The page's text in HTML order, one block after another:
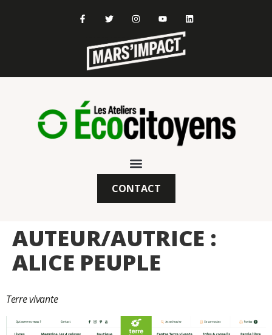
CONTACT
AUTEUR/AUTRICE :
ALICE PEUPLE
Terre vivante